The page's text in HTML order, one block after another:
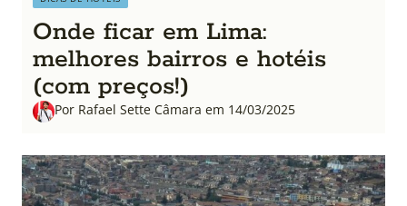
Onde ficar em Lima:
melhores bairros e hotéis
(com preços!)
Por Rafael Sette Câmara em 14/03/2025